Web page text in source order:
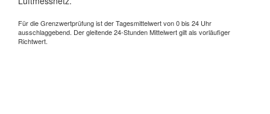
Für die Grenzwertprüfung ist der Tagesmittelwert von 0 bis 24 Uhr
ausschlaggebend. Der gleitende 24-Stunden Mittelwert gilt als vorläufiger
Richtwert.